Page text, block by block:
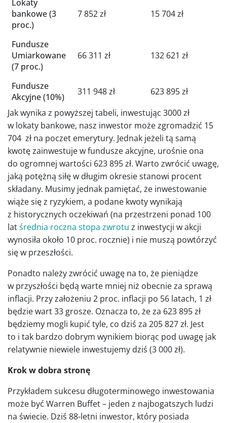
Lokaty
bankowe (3
proc.)
7 852 zł 15 704 zł
Fundusze
Umiarkowane
(7 proc.)
66 311 zł 132 621 zł
Fundusze
Akcyjne (10%)
311 948 zł
623 895 zł
Jak wynika z powyższej tabeli, inwestując 3000 zł
w lokaty bankowe, nasz inwestor może zgromadzić 15
704 zł na poczet emerytury. Jednak jeżeli tą samą
kwotę zainwestuje w fundusze akcyjne, urośnie ona
do ogromnej wartości 623 895 zł. Warto zwrócić uwagę,
jaką potężną siłę w długim okresie stanowi procent
składany. Musimy jednak pamiętać, że inwestowanie
wiąże się z ryzykiem, a podane kwoty wynikają
z historycznych oczekiwań (na przestrzeni ponad 100
latśrednia roczna stopa zwrotu z inwestycji w akcji
wynosiła około 10 proc. rocznie) i nie muszą powtórzyć
się w przeszłości.
Ponadto należy zwrócić uwagę na to, że pieniądze
w przyszłości będą warte mniej niż obecnie za sprawą
inflacji. Przy założeniu 2 proc. inflacji po 56 latach, 1 zł
będzie wart 33 grosze. Oznacza to, że za 623 895 zł
będziemy mogli kupić tyle, co dziś za 205 827 zł. Jest
to i tak bardzo dobrym wynikiem biorąc pod uwagę jak
relatywnie niewiele inwestujemy dziś (3 000 zł).
Krok w dobra stronę
Przykładem sukcesu długoterminowego inwestowania
może być Warren Buffet – jeden z najbogatszych ludzi
na świecie. Dziś 88-letni inwestor, który posiada